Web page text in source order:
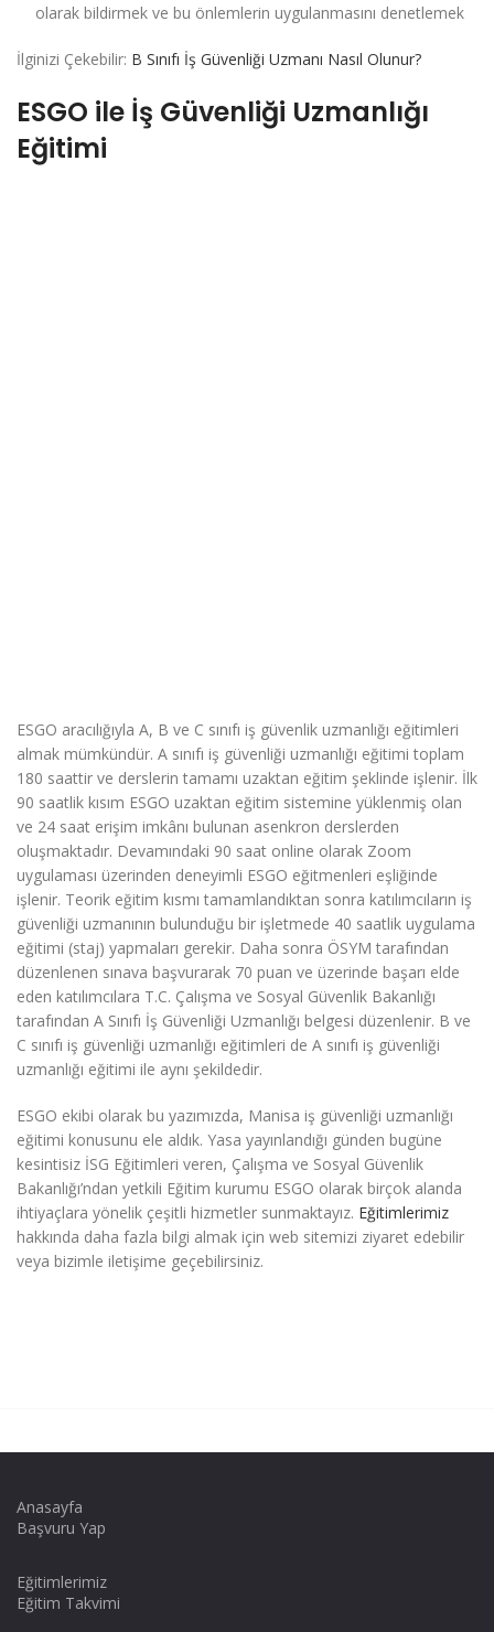
olarak bildirmek ve bu önlemlerin uygulanmasını denetlemek
İlginizi Çekebilir: B Sınıfı İş Güvenliği Uzmanı Nasıl Olunur?
ESGO ile İş Güvenliği Uzmanlığı
Eğitimi
ESGO aracılığıyla A, B ve C sınıfı iş güvenlik uzmanlığı eğitimleri
almak mümkündür. A sınıfı iş güvenliği uzmanlığı eğitimi toplam
180 saattir ve derslerin tamamı uzaktan eğitim şeklinde işlenir. İlk
90 saatlik kısım ESGO uzaktan eğitim sistemine yüklenmiş olan
ve 24 saat erişim imkânı bulunan asenkron derslerden
oluşmaktadır. Devamındaki 90 saat online olarak Zoom
uygulaması üzerinden deneyimli ESGO eğitmenleri eşliğinde
işlenir. Teorik eğitim kısmı tamamlandıktan sonra katılımcıların iş
güvenliği uzmanının bulunduğu bir işletmede 40 saatlik uygulama
eğitimi (staj) yapmaları gerekir. Daha sonra ÖSYM tarafından
düzenlenen sınava başvurarak 70 puan ve üzerinde başarı elde
eden katılımcılara T.C. Çalışma ve Sosyal Güvenlik Bakanlığı
tarafından A Sınıfı İş Güvenliği Uzmanlığı belgesi düzenlenir. B ve
C sınıfı iş güvenliği uzmanlığı eğitimleri de A sınıfı iş güvenliği
uzmanlığı eğitimi ile aynı şekildedir.
ESGO ekibi olarak bu yazımızda, Manisa iş güvenliği uzmanlığı
eğitimi konusunu ele aldık. Yasa yayınlandığı günden bugüne
kesintisiz İSG Eğitimleri veren, Çalışma ve Sosyal Güvenlik
Bakanlığı’ndan yetkili Eğitim kurumu ESGO olarak birçok alanda
ihtiyaçlara yönelik çeşitli hizmetler sunmaktayız. Eğitimlerimiz
hakkında daha fazla bilgi almak için web sitemizi ziyaret edebilir
veya bizimle iletişime geçebilirsiniz.
Anasayfa
Başvuru Yap
Eğitimlerimiz
Eğitim Takvimi